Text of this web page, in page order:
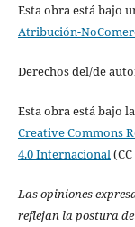
Esta obra está bajo
Atribución-
Derechos del/de
Esta obra está bajo
Creative Commons
4.0 Internacional(CC
Las opiniones
reflejan la postura